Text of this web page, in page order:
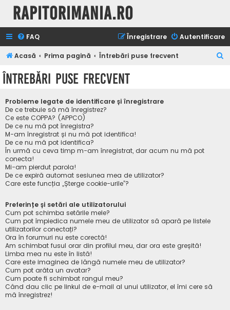
Rapitorimania.ro
FAQ Autentificare
Înregistrare
Acasă Prima pagină Întrebări puse frecvent
Întrebări puse frecvent
Probleme legate de identificare și înregistrare
De ce trebuie să mă înregistrez?
Ce este COPPA? (APPCO)
De ce nu mă pot înregistra?
M-am înregistrat și nu mă pot identifica!
De ce nu mă pot identifica?
În urmă cu ceva timp m-am înregistrat, dar acum nu mă pot
conecta!
Mi-am pierdut parola!
De ce expiră automat sesiunea mea de utilizator?
Care este funcția „Șterge cookie-urile”?
Preferințe și setări ale utilizatorului
Cum pot schimba setările mele?
Cum pot împiedica numele meu de utilizator să apară pe listele
utilizatorilor conectați?
Ora în forumuri nu este corectă!
Am schimbat fusul orar din profilul meu, dar ora este greșită!
Limba mea nu este în listă!
Care este imaginea de lângă numele meu de utilizator?
Cum pot arăta un avatar?
Cum poate fi schimbat rangul meu?
Când dau clic pe linkul de e-mail al unui utilizator, el îmi cere să
mă înregistrez!